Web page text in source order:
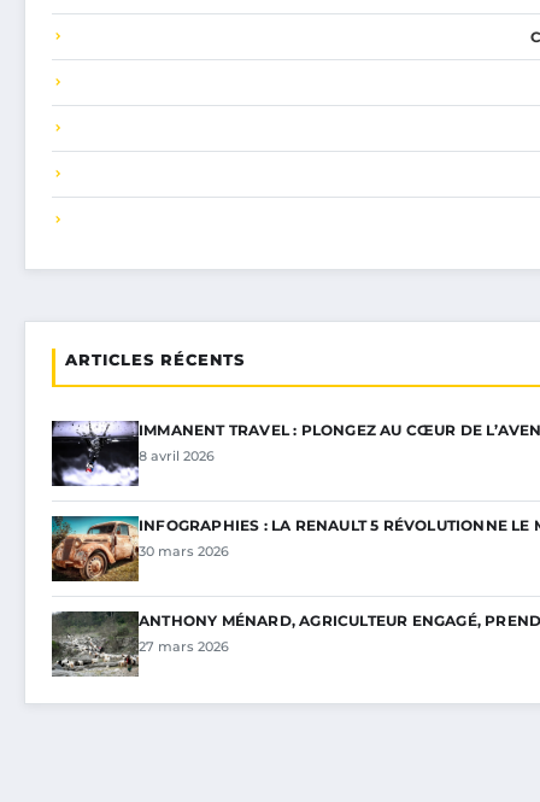
ARTICLES RÉCENTS
IMMANENT TRAVEL : PLONGEZ AU CŒUR DE
8 avril 2026
INFOGRAPHIES : LA RENAULT 5 RÉVOLUTIONNE LE
30 mars 2026
ANTHONY MÉNARD, AGRICULTEUR ENGAGÉ,
27 mars 2026